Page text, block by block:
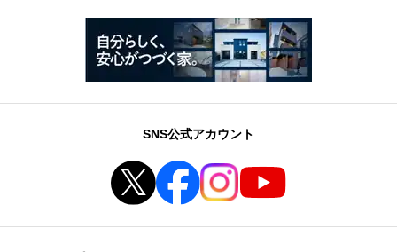
SNS公式アカウント